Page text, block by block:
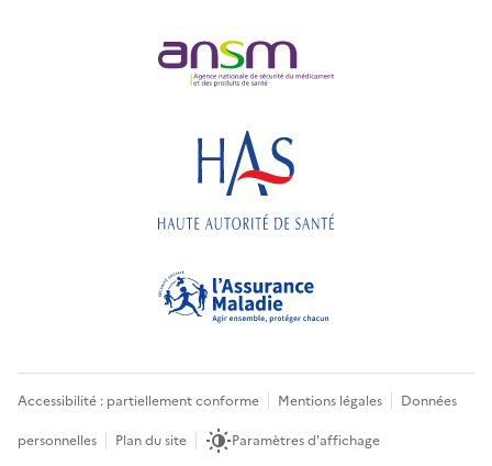
Accessibilité : partiellement conforme Mentions légales
Données
personnelles
Plan du site Paramètres d'affichage